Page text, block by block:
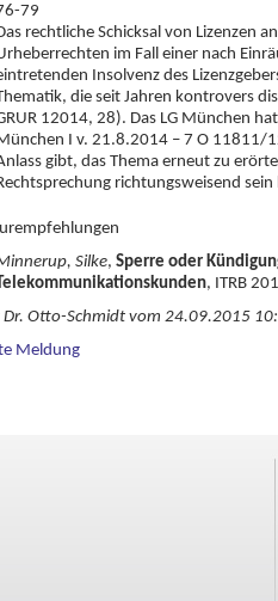
79
rechtliche Schicksal von Lizenzen
im Fall einer nach
Insolvenz des
die seit Jahren kontrovers
12014, 28). Das LG München
I v. 21.8.2014 – 7 O 11811/
gibt, das Thema erneut zu
richtungsweisend
Silke, Sperre oder
, ITRB
Dr. Otto-Schmidt vom 24.09.2015
Meldung